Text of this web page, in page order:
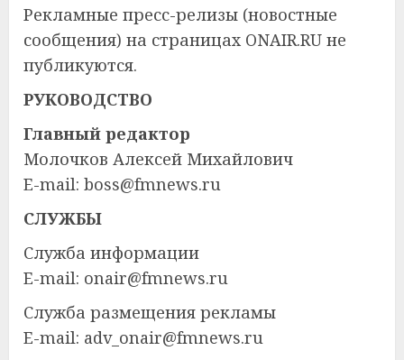
Рекламные пресс-релизы (новостные
сообщения) на страницах ONAIR.RU не
публикуются.
РУКОВОДСТВО
Главный редактор
Молочков Алексей Михайлович
E-mail: boss@fmnews.ru
СЛУЖБЫ
Служба информации
E-mail: onair@fmnews.ru
Служба размещения рекламы
E-mail: adv_onair@fmnews.ru